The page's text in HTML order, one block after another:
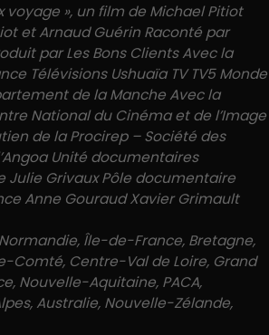
voyage », un film de Michael Pitiot
et Arnaud Guérin Raconté par
par Les Bons Clients Avec la
Télévisions Ushuaïa TV TV5 Monde
de la Manche Avec la
National du Cinéma et de l’Image
de la Procirep – Société des
Unité documentaires
Julie Grivaux Pôle documentaire
Anne Gouraud Xavier Grimault
Île-de-France, Bretagne,
Comté, Centre-Val de Loire, Grand
Nouvelle-Aquitaine, PACA,
Australie, Nouvelle-Zélande,